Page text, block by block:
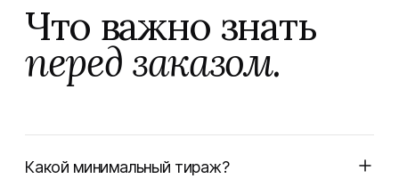
Что важно знать
перед заказом.
Какой минимальный тираж?